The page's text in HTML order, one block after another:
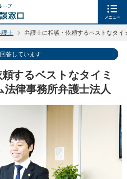
メニュー
護士 弁護士に相談・依頼するベストなタイ
に回答しています
するベストなタイミ
律事務所弁護士法人